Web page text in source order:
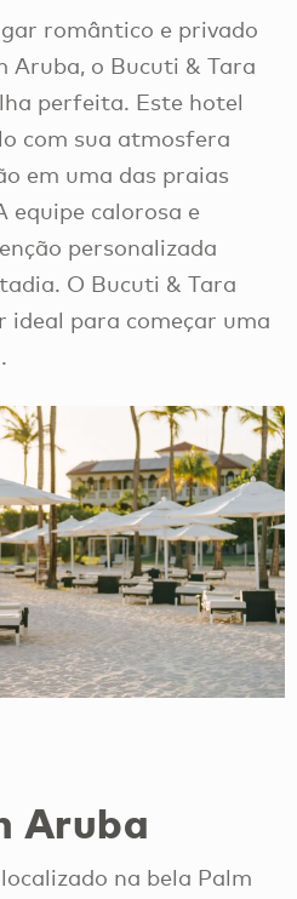
romântico e privado
Aruba, o Bucuti & Tara
perfeita. Este hotel
com sua atmosfera
em uma das praias
equipe calorosa e
personalizada
O Bucuti & Tara
ideal para começar uma
Aruba
na bela Palm